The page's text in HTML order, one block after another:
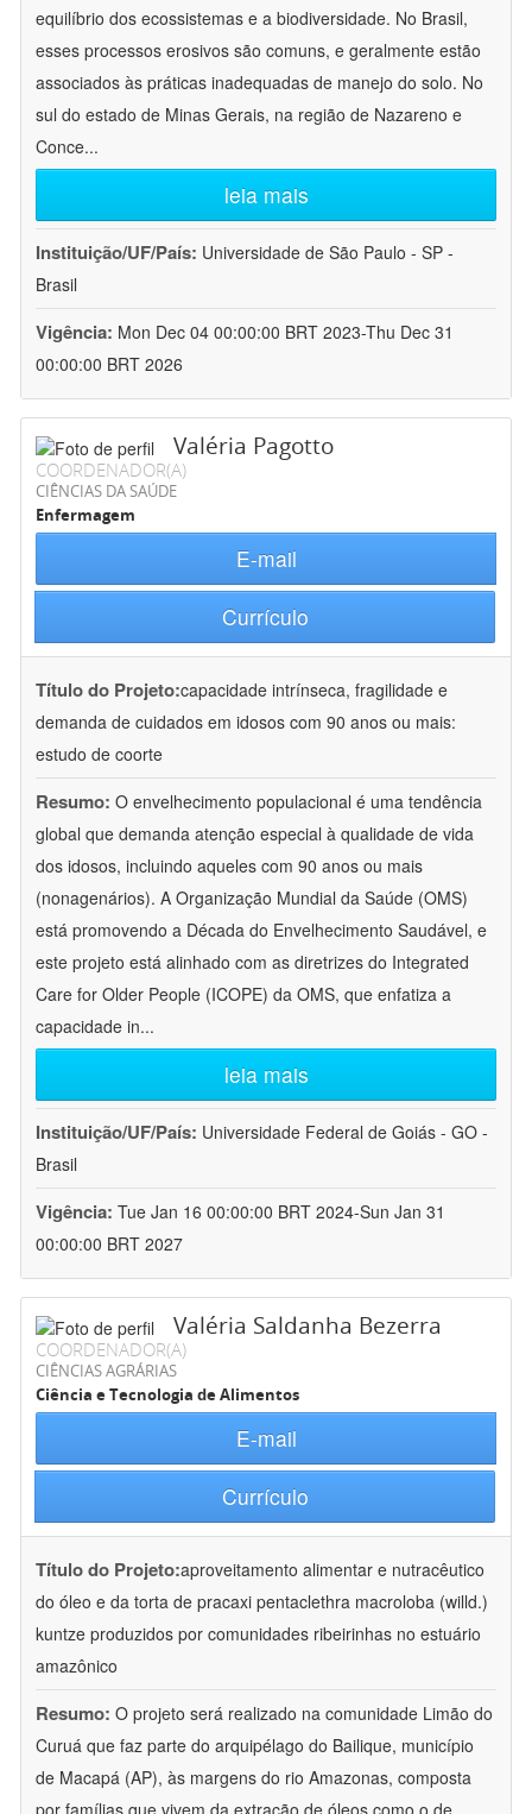
equilíbrio dos ecossistemas e a biodiversidade. No Brasil,
esses processos erosivos são comuns, e geralmente estão
associados às práticas inadequadas de manejo do solo. No
sul do estado de Minas Gerais, na região de Nazareno e
Conce...
leia mais
Instituição/UF/País: Universidade de São Paulo - SP -
Brasil
Vigência: Mon Dec 04 00:00:00 BRT 2023-Thu Dec 31
00:00:00 BRT 2026
Valéria Pagotto
COORDENADOR(A)
CIÊNCIAS DA SAÚDE
Enfermagem
E-mail
Currículo
Título do Projeto:capacidade intrínseca, fragilidade e
demanda de cuidados em idosos com 90 anos ou mais:
estudo de coorte
Resumo: O envelhecimento populacional é uma tendência
global que demanda atenção especial à qualidade de vida
dos idosos, incluindo aqueles com 90 anos ou mais
(nonagenários). A Organização Mundial da Saúde (OMS)
está promovendo a Década do Envelhecimento Saudável, e
este projeto está alinhado com as diretrizes do Integrated
Care for Older People (ICOPE) da OMS, que enfatiza a
capacidade in...
leia mais
Instituição/UF/País: Universidade Federal de Goiás - GO -
Brasil
Vigência: Tue Jan 16 00:00:00 BRT 2024-Sun Jan 31
00:00:00 BRT 2027
Valéria Saldanha Bezerra
COORDENADOR(A)
CIÊNCIAS AGRÁRIAS
Ciência e Tecnologia de Alimentos
E-mail
Currículo
Título do Projeto:aproveitamento alimentar e nutracêutico
do óleo e da torta de pracaxi pentaclethra macroloba (willd.)
kuntze produzidos por comunidades ribeirinhas no estuário
amazônico
Resumo: O projeto será realizado na comunidade Limão do
Curuá que faz parte do arquipélago do Bailique, município
de Macapá (AP), às margens do rio Amazonas, composta